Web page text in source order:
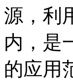
源，利
内，是
的应用